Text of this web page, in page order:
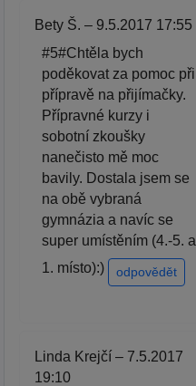
Bety Š. – 9.5.2017 17:55
#5#Chtěla bych
poděkovat za pomoc při
přípravě na přijímačky.
Přípravné kurzy i
sobotní zkoušky
nanečisto mě moc
bavily. Dostala jsem se
na obě vybraná
gymnázia a navíc se
super umístěním (4.-5. a
1. místo):)
odpovědět
Linda Krejčí – 7.5.2017
19:10